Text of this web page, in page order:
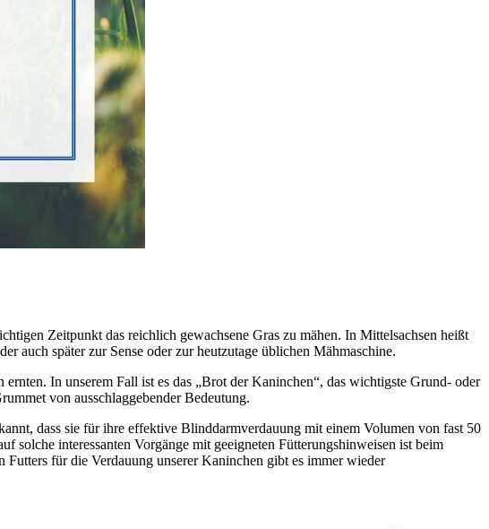
Zeitpunkt das reichlich gewachsene Gras zu mähen. In Mittelsachsen heißt
auch später zur Sense oder zur heutzutage üblichen Mähmaschine.
In unserem Fall ist es das „Brot der Kaninchen“, das wich­tigste Grund- oder
von ausschlaggebender Bedeutung.
dass sie für ihre effektive Blinddarmverdauung mit einem Volumen von fast 50
solche interessanten Vorgänge mit geeigneten Fütterungshinweisen ist beim
für die Verdauung unserer Kaninchen gibt es immer wieder